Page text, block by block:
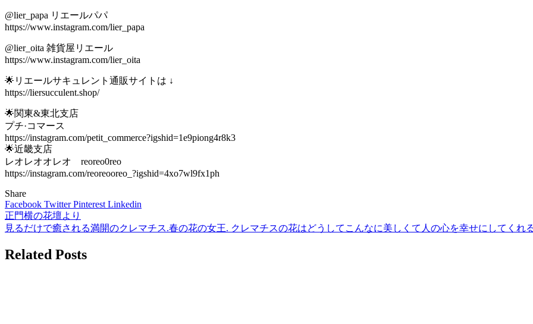
@lier_papa リエールパパ
https://www.instagram.com/lier_papa
@lier_oita 雑貨屋リエール
https://www.instagram.com/lier_oita
🌟リエールサキュレント通販サイトは ↓
https://liersucculent.shop/
🌟関東&東北支店
プチ·コマース
https://instagram.com/petit_commerce?igshid=1e9piong4r8k3
🌟近畿支店
レオレオオレオ reoreo0reo
https://instagram.com/reoreooreo_?igshid=4xo7wl9fx1ph
Share
Facebook TwitterPinterest Linkedin
投
稿
ナ
正門横の花壇より
見るだけで癒される満開のクレマチス.春の花の女王. クレマチスの花はどうしてこんなに美しくて人の心を幸せにしてくれ
Related Posts